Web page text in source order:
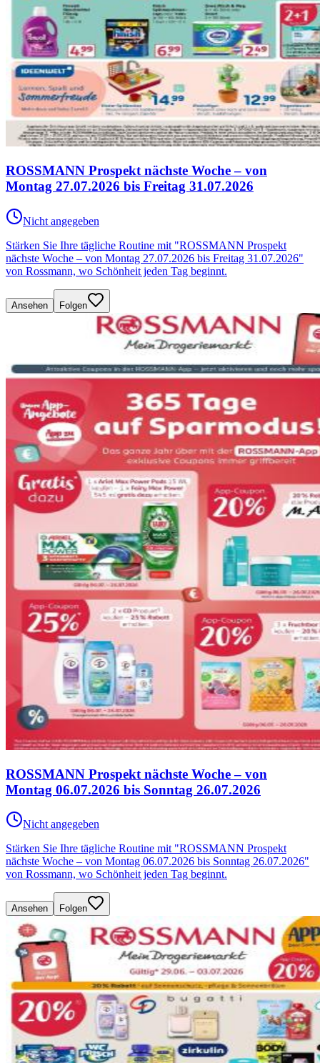
ROSSMANN Prospekt nächste Woche – von
Montag 27.07.2026 bis Freitag 31.07.2026
Nicht angegeben
Stärken Sie Ihre tägliche Routine mit "ROSSMANN Prospekt
nächste Woche – von Montag 27.07.2026 bis Freitag 31.07.2026"
von Rossmann, wo Schönheit jeden Tag beginnt.
Ansehen Folgen
ROSSMANN Prospekt nächste Woche – von
Montag 06.07.2026 bis Sonntag 26.07.2026
Nicht angegeben
Stärken Sie Ihre tägliche Routine mit "ROSSMANN Prospekt
nächste Woche – von Montag 06.07.2026 bis Sonntag 26.07.2026"
von Rossmann, wo Schönheit jeden Tag beginnt.
Ansehen Folgen